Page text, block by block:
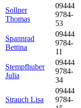
Sollner
Thomas
09444
9784-
53
Spannrad
Bettina
09444
9784-
11
Stempfhuber
Julia
09444
9784-
34
Strauch Lisa
09444
9784-